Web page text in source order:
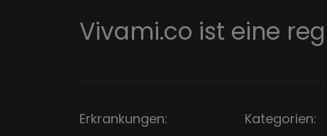
Vivami.co ist eine
Erkrankungen: Kategorien: